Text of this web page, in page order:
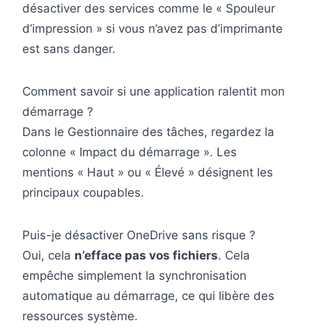
désactiver des services comme le « Spouleur
d’impression » si vous n’avez pas d’imprimante
est sans danger.
Comment savoir si une application ralentit mon
démarrage ?
Dans le Gestionnaire des tâches, regardez la
colonne « Impact du démarrage ». Les
mentions « Haut » ou « Élevé » désignent les
principaux coupables.
Puis-je désactiver OneDrive sans risque ?
Oui, cela n’efface pas vos fichiers. Cela
empêche simplement la synchronisation
automatique au démarrage, ce qui libère des
ressources système.